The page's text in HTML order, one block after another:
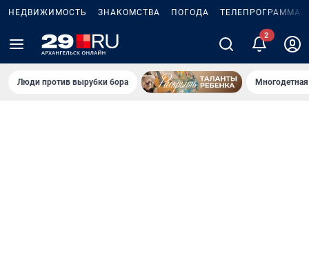
НЕДВИЖИМОСТЬ ЗНАКОМСТВА ПОГОДА ТЕЛЕПРОГРАММА
Люди против вырубки бора